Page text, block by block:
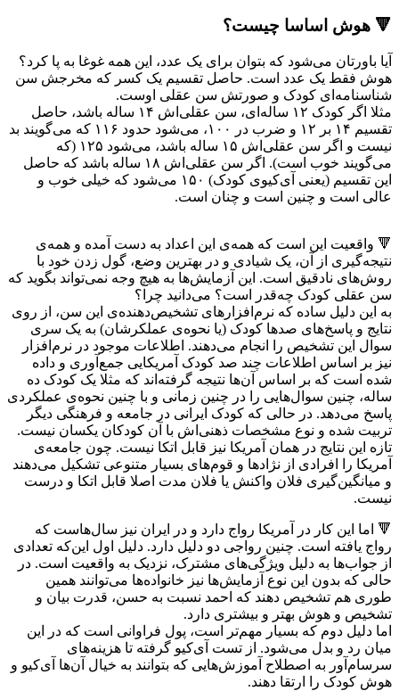
🔻 هوش اساسا چیست؟
آیا باورتان می‌شود که بتوان برای یک عدد، این همه غوغا به پا کرد؟
هوش فقط یک عدد است. حاصل تقسیم یک کسر که مخرجش سن
شناسنامه‌ای کودک و صورتش سن عقلی اوست.
مثلا اگر کودک ۱۲ ساله‌ای، سن عقلی‌اش ۱۴ ساله باشد، حاصل
تقسیم ۱۴ بر ۱۲ و ضرب در ۱۰۰، می‌شود حدود ۱۱۶ که می‌گویند بد
نیست و اگر سن عقلی‌اش ۱۵ ساله باشد، می‌شود ۱۲۵ (که
می‌گویند خوب است). اگر سن عقلی‌اش ۱۸ ساله باشد که حاصل
این تقسیم (یعنی آی‌کیوی کودک) ۱۵۰ می‌شود که خیلی خوب و
عالی است و چنین است و چنان است.
🔻 واقعیت این است که همه‌ی این اعداد به دست آمده و همه‌ی
نتیجه‌گیری از آن، یک شیادی و در بهترین وضع، گول زدن خود با
روش‌های نادقیق است. این آزمایش‌ها به هیچ وجه نمی‌تواند بگوید که
سن عقلی کودک چه‌قدر است؟ می‌دانید چرا؟
به این دلیل ساده که نرم‌افزار‌های تشخیص‌دهنده‌ی این سن، از روی
نتایج و پاسخ‌های صدها کودک (یا نحوه‌ی عملکرشان) به یک سری
سوال این تشخیص را انجام می‌دهند. اطلاعات موجود در نرم‌افزار
نیز بر اساس اطلاعات چند صد کودک آمریکایی جمع‌آوری و داده
شده است که بر اساس آن‌ها نتیجه گرفته‌اند که مثلا یک کودک ده
ساله، چنین سوال‌هایی را در چنین زمانی و با چنین نحوه‌ی عملکردی
پاسخ می‌دهد. در حالی که کودک ایرانی در جامعه و فرهنگی دیگر
تربیت شده و نوع مشخصات ذهنی‌اش با آن کودکان یکسان نیست.
تازه این نتایج در همان آمریکا نیز قابل اتکا نیست. چون جامعه‌ی
آمریکا را افرادی از نژادها و قوم‌های بسیار متنوعی تشکیل می‌دهند
و میانگین‌گیری فلان واکنش یا فلان مدت اصلا قابل اتکا و درست
نیست.
🔻 اما این کار در آمریکا رواج دارد و در ایران نیز سال‌هاست که
رواج یافته است. چنین رواجی دو دلیل دارد. دلیل اول این‌که تعدادی
از جواب‌ها به دلیل ویژگی‌های مشترک، نزدیک به واقعیت است. در
حالی که بدون این نوع آزمایش‌ها نیز خانواده‌ها می‌توانند همین
طوری هم تشخیص دهند که احمد نسبت به حسن، قدرت بیان و
تشخیص و هوش بهتر و بیشتری دارد.
اما دلیل دوم که بسیار مهم‌تر است، پول فراوانی است که در این
میان رد و بدل می‌شود. از تست آی‌کیو گرفته تا هزینه‌های
سرسام‌آور به اصطلاح آموزش‌هایی که بتوانند به خیال آن‌ها آی‌کیو و
هوش کودک را ارتقا دهند.